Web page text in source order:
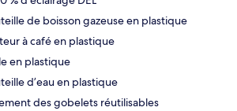
de boisson gazeuse en plastique
à café en plastique
en plastique
d’eau en plastique
des gobelets réutilisables